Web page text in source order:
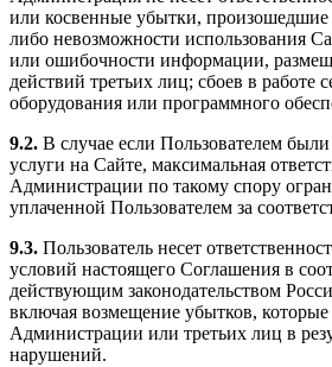
или косвенные убытки, произошедшие
либо невозможности использования
или ошибочности информации,
действий третьих лиц; сбоев в работе
оборудования или программного
9.2. В случае если Пользователем
услуги на Сайте, максимальная
Администрации по такому спору
уплаченной Пользователем за
9.3. Пользователь несет
условий настоящего Соглашения в
действующим законодательством
включая возмещение убытков,
Администрации или третьих лиц в
нарушений.